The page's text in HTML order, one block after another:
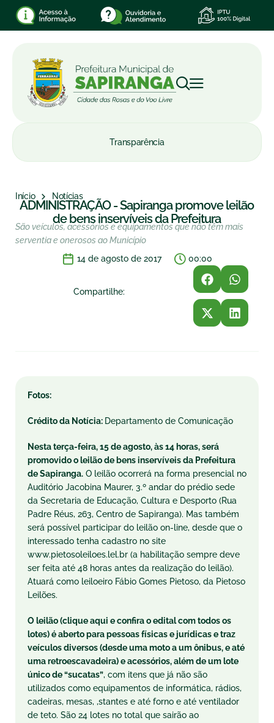
Transparência
Início Notícias
ADMINISTRAÇÃO - Sapiranga promove leilão
de bens inservíveis da Prefeitura
São veículos, acessórios e equipamentos que não têm mais
serventia e onerosos ao Município
14 de agosto de 2017
00:00
Compartilhe:
Fotos:
Crédito da Notícia: Departamento de Comunicação
Nesta terça-feira, 15 de agosto, às 14 horas, será
promovido o leilão de bens inservíveis da Prefeitura
de Sapiranga. O leilão ocorrerá na forma presencial no
Auditório Jacobina Maurer, 3.º andar do prédio sede
da Secretaria de Educação, Cultura e Desporto (Rua
Padre Réus, 263, Centro de Sapiranga). Mas também
será possível participar do leilão on-line, desde que o
interessado tenha cadastro no site
www.pietosoleiloes.lel.br (a habilitação sempre deve
ser feita até 48 horas antes da realização do leilão).
Atuará como leiloeiro Fábio Gomes Pietoso, da Pietoso
Leilões.
O leilão (clique aqui e confira o edital com todos os
lotes) é aberto para pessoas físicas e jurídicas e traz
veículos diversos (desde uma moto a um ônibus, e até
uma retroescavadeira) e acessórios, além de um lote
único de “sucatas”, com itens que já não são
utilizados como equipamentos de informática, rádios,
cadeiras, mesas, ,stantes e até forno e até ventilador
de teto. São 24 lotes no total que sairão ao